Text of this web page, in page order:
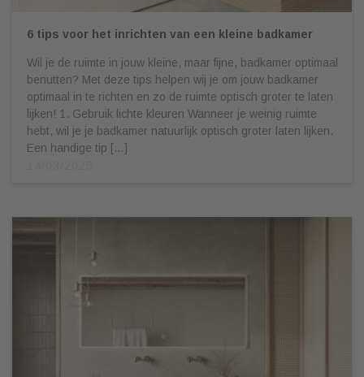
6 tips voor het inrichten van een kleine badkamer
Wil je de ruimte in jouw kleine, maar fijne, badkamer optimaal
benutten? Met deze tips helpen wij je om jouw badkamer
optimaal in te richten en zo de ruimte optisch groter te laten
lijken! 1. Gebruik lichte kleuren Wanneer je weinig ruimte
hebt, wil je je badkamer natuurlijk optisch groter laten lijken.
Een handige tip […]